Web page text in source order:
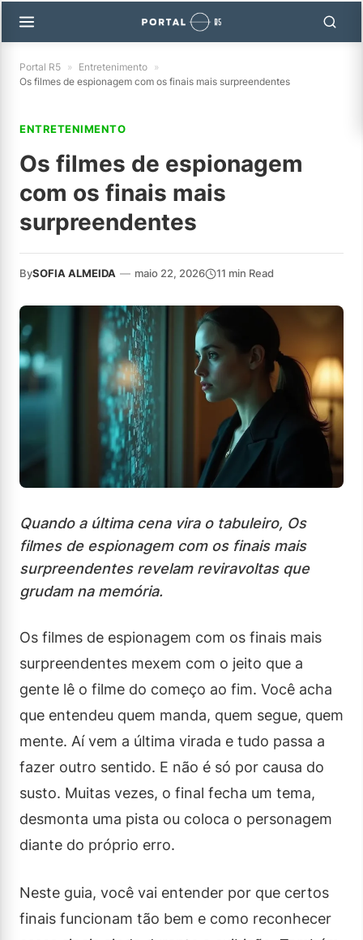
Portal R5 » Entretenimento »
Os filmes de espionagem com os finais mais surpreendentes
ENTRETENIMENTO
Os filmes de espionagem
com os finais mais
surpreendentes
BySOFIA ALMEIDA — maio 22, 2026 11 min Read
Quando a última cena vira o tabuleiro, Os
filmes de espionagem com os finais mais
surpreendentes revelam reviravoltas que
grudam na memória.
Os filmes de espionagem com os finais mais
surpreendentes mexem com o jeito que a
gente lê o filme do começo ao fim. Você acha
que entendeu quem manda, quem segue, quem
mente. Aí vem a última virada e tudo passa a
fazer outro sentido. E não é só por causa do
susto. Muitas vezes, o final fecha um tema,
desmonta uma pista ou coloca o personagem
diante do próprio erro.
Neste guia, você vai entender por que certos
finais funcionam tão bem e como reconhecer